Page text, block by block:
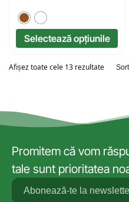
Selectează opțiunile
Afișez toate cele 13 rezultate
Promitem că vom
tale sunt prioritatea